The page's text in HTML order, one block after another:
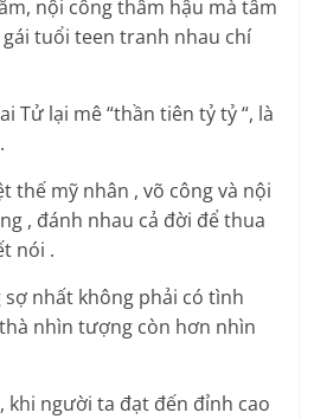
nội công thâm hậu mà tâm
tuổi teen tranh nhau chí
Tử lại mê “thần tiên tỷ tỷ “, là
thế mỹ nhân , võ công và nội
, đánh nhau cả đời để thua
nói .
nhất không phải có tình
nhìn tượng còn hơn nhìn
khi người ta đạt đến đỉnh cao